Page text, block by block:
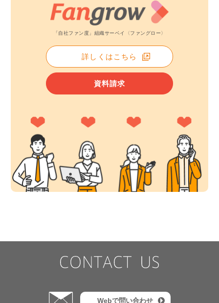
「自社ファン度」組織サーベイ〈ファングロー〉
詳しくはこちら
資料請求
Webで問い合わせ